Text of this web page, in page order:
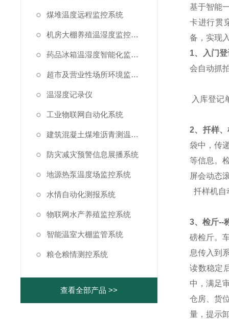
煤堆温度远程监控系统
机房大棚养殖温湿度监控系统
药品冰箱温湿度智能化监控系统方案
超市及营业性场所环境监测系统
温湿度记录仪
工业物联网自动化系统
建筑混凝土煤堆沥青测温系统
防灾减灾预警信息展播系统
地源热泵温度场监控系统
水情自动化测报系统
物联网水产养殖监控系统
智能温室大棚监管系统
粮仓粮情测控系统
查看全部产品 >>
基于智能
卡进行贯
备，实现
1、入门
会自动抓
入库登记
2、扦样
袋中，传
等信息。
屏会动态
扦样机自
3、检斤--
磅检斤。
息传入到
读数稳定
中，满足
仓房、货
量，提示